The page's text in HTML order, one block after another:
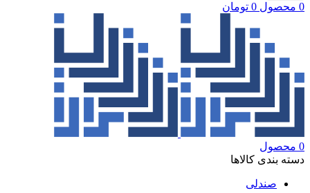
0 محصول 0 تومان
0 محصول
دسته بندی کالاها
صندلی